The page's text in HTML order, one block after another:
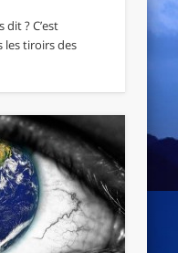
dit ? C’est
les tiroirs des